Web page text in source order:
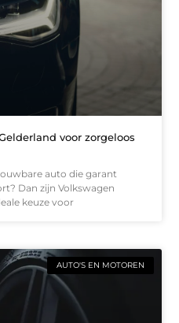
voor zorgeloos
auto die garant
Dan zijn Volkswagen
keuze voor
AUTO'S EN MOTOREN